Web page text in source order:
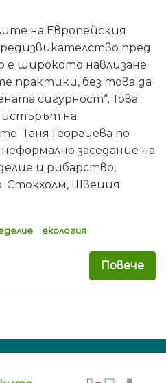
на Европейския
пред
е широкото навлизане
практики, без това да
сигурност“. Това
на
Таня Георгиева по
заседание на
и рибарство,
Стокхолм, Швеция.
екология
Повече